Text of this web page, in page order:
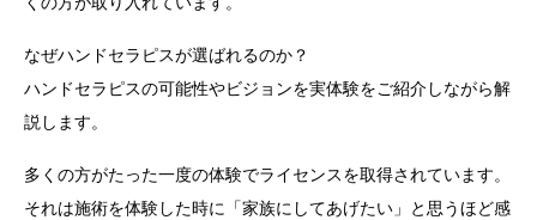
なぜハンドセラピスが選ばれるのか？
ハンドセラピスの可能性やビジョンを実体験をご紹介しながら解
説します。
多くの方がたった一度の体験でライセンスを取得されています。
それは施術を体験した時に「家族にしてあげたい」と思うほど感